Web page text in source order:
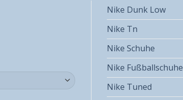
Nike Dunk Low
Nike Tn
Nike Schuhe
Nike Fußballschuhe
Nike Tuned